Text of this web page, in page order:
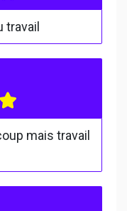
travail
mais travail